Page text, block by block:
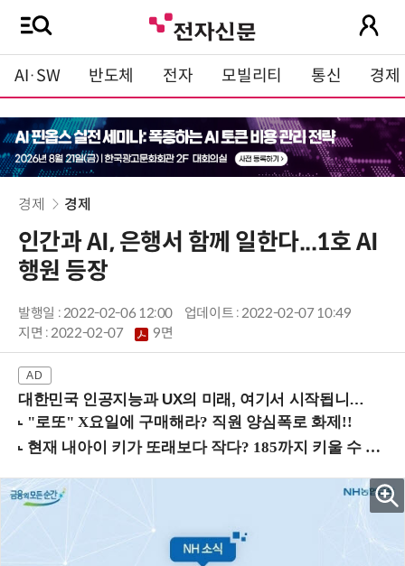
AI·SW 반도체 전자 모빌리티 통신 경제
경제 경제
인간과 AI, 은행서 함께 일한다...1호 AI
행원 등장
발행일 : 2022-02-06 12:00
업데이트 : 2022-02-07 10:49
지면 :2022-02-07 9면
대한민국 인공지능과 UX의 미래, 여기서 시작됩니다! (9/2 강남역)